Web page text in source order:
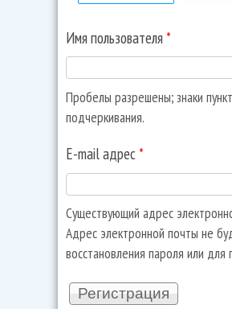
Имя пользователя *
Пробелы разрешены; знаки
подчеркивания.
E-mail адрес *
Существующий адрес
Адрес электронной почты не
восстановления пароля или